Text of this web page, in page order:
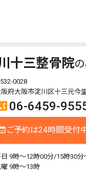
十三整骨院
0028
府大阪市淀川区十三元今里
06-6459-
ご予約は24時間受付
9時～12時00分/15時30分
曜 9時～13時